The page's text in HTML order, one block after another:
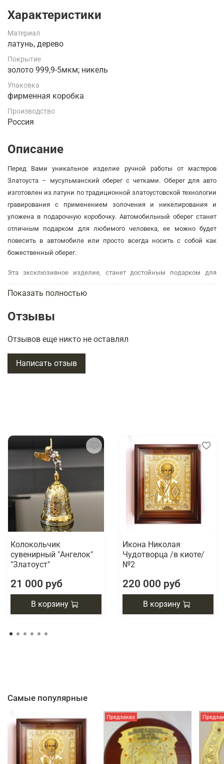
Характеристики
Материал
латунь, дерево
Покрытие
золото 999,9-5мкм; никель
Упаковка
фирменная коробка
Производство
Россия
Описание
Перед Вами уникальное изделие ручной работы от мастеров
Златоуста – мусульманский оберег с четками. Оберег для авто
изготовлен из латуни по традиционной златоустовской технологии
гравирования с применением золочения и никелирования и
уложена в подарочную коробочку. Автомобильный оберег станет
отличным подарком для любимого человека, ее можно будет
повесить в автомобиле или просто всегда носить с собой как
божественный оберег.
Эта эксклюзивное изделие, станет достойным подарком для
для водителя или путешественника.
Подробнее об этом товаре на вкладке "Характеристика"
К каждому изделию прилагается унифицированный паспорт
изготовлении изделия, информацией о видах работ при
изготовлении .
Показать полностью
Отзывы
Отзывов еще никто не оставлял
Написать отзыв
Колокольчик
сувенирный "Ангелок"
"Златоуст"
21 000 руб
В корзину
Икона Николая
Чудотворца /в киоте/
№2
220 000 руб
В корзину
Самые популярные
Предзаказ